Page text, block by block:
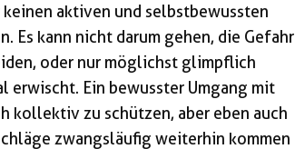
aktiven und selbstbewussten
Es kann nicht darum gehen, die Gefahr
oder nur möglichst glimpflich
erwischt. Ein bewusster Umgang mit
kollektiv zu schützen, aber eben auch
zwangsläufig weiterhin kommen